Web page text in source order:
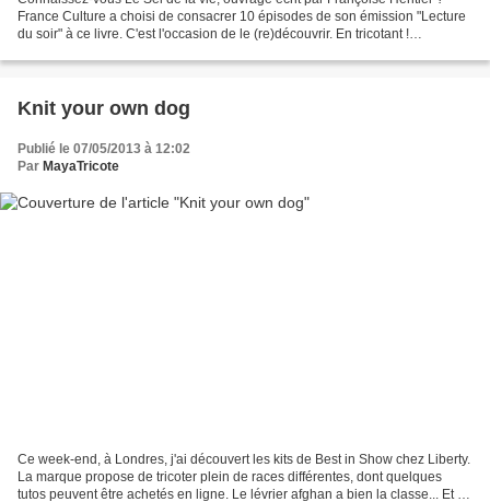
France Culture a choisi de consacrer 10 épisodes de son émission "Lecture
du soir" à ce livre. C'est l'occasion de le (re)découvrir. En tricotant !
Knit your own dog
Publié le 07/05/2013 à 12:02
Par MayaTricote
Ce week-end, à Londres, j'ai découvert les kits de Best in Show chez Liberty.
La marque propose de tricoter plein de races différentes, dont quelques
tutos peuvent être achetés en ligne. Le lévrier afghan a bien la classe... Et si